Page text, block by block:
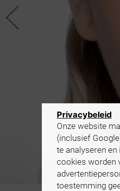
Privacybeleid
Onze website
(inclusief
te analyseren en
cookies worden
toestemming